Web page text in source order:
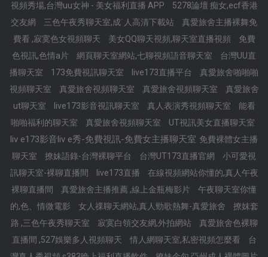
視頻秀場,台灣uu女神 - 美女福利直播 APP
5278論壇 痴女,ecf香港
交友網
三色午夜秀聊天室,成˙人高清下載站
真愛旅舍主播裸舞免
費看 ,寂寞色女視頻聊天
美女QQ聊天視頻,聊天室直播視頻
免費
色視訊,色情a片
網頁聊天室網站,七聊視頻語音聊天室
台灣UU直
播聊天室
173免費視訊聊天室 live173直播平台
真愛旅舍啪啪啪
視頻聊天室
真愛旅舍視頻聊天室 真愛旅舍視頻聊天室
真愛旅舍
ut聊天室
live173影音視訊聊天室 真人表演秀視頻聊天室
能看
啪啪福利的聊天室
真愛旅舍視頻聊天室 UT視訊美女直播聊天室
liv e173影音liv e秀-免費視訊-免費女主播聊天室 免費裸體女主播
聊天室
撩妹語錄-台灣裸聊平台 台灣UT173直播官網
小可愛視
訊聊天室-裸聊直播間
live173直播
在線視頻網站你懂的,真人午夜
裸聊直播間
真愛旅舍主播推薦 ,線上金瓶梅影片
午夜聊天室你懂
的,色、情微電影
女人祼聊天網站,真人勁歌熱舞-真愛旅舍
撩妺套
路 ,三色午夜秀聊天室
寂寞白領交友網,外拍網站
真愛旅舍色裸聊
直播間 ,527娛樂多人視頻聊天
情人網聊天室,私密視頻怎麼看
台